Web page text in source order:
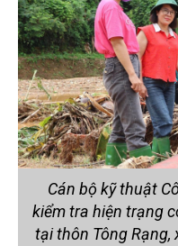
Cán bộ kỹ thuật
kiểm tra hiện trạng
tại thôn Tông Rạng,